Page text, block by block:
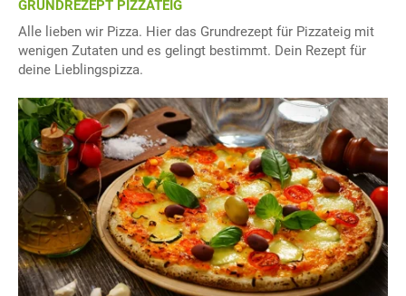
GRUNDREZEPT PIZZATEIG
Alle lieben wir Pizza. Hier das Grundrezept für Pizzateig mit
wenigen Zutaten und es gelingt bestimmt. Dein Rezept für
deine Lieblingspizza.